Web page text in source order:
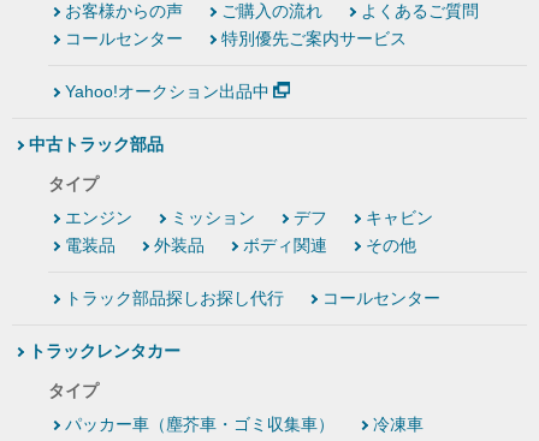
お客様からの声
ご購入の流れ
よくあるご質問
コールセンター
特別優先ご案内サービス
Yahoo!オークション出品中
中古トラック部品
タイプ
エンジン
ミッション デフ
キャビン
電装品
外装品 ボディ関連 その他
トラック部品探しお探し代行 コールセンター
トラックレンタカー
タイプ
パッカー車（塵芥車・ゴミ収集車）
冷凍車